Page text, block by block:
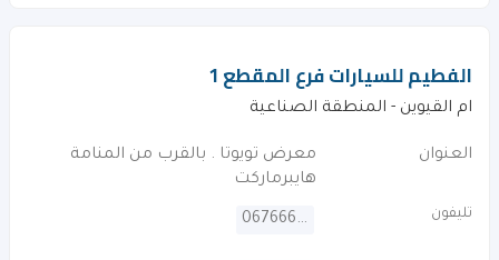
الفطيم للسيارات فرع المقطع 1
ام القيوين - المنطقة الصناعية
العنوان
معرض تويوتا . بالقرب من المنامة
هايبرماركت
تليفون 067666687